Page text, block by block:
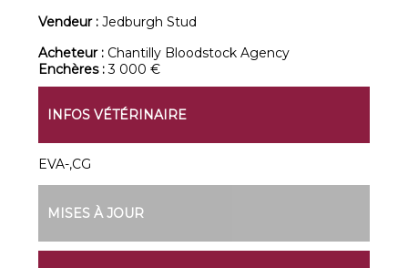
Vendeur :Jedburgh Stud
Acheteur : Chantilly Bloodstock Agency
Enchères :3 000 €
INFOS VÉTÉRINAIRE
EVA-,CG
MISES À JOUR